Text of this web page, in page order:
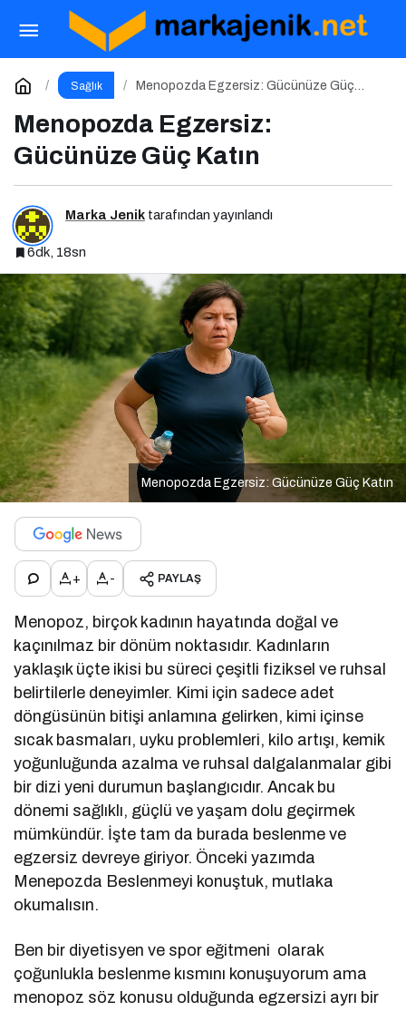
Sağlık
Menopozda Egzersiz: Gücünüze Güç
Menopozda Egzersiz:
Gücünüze Güç Katın
Marka Jenik tarafından yayınlandı
6dk, 18sn
Menopozda Egzersiz: Gücünüze Güç Katın
+ - PAYLAŞ
Menopoz, birçok kadının hayatında doğal ve
kaçınılmaz bir dönüm noktasıdır. Kadınların
yaklaşık üçte ikisi bu süreci çeşitli fiziksel ve ruhsal
belirtilerle deneyimler. Kimi için sadece adet
döngüsünün bitişi anlamına gelirken, kimi içinse
sıcak basmaları, uyku problemleri, kilo artışı, kemik
yoğunluğunda azalma ve ruhsal dalgalanmalar gibi
bir dizi yeni durumun başlangıcıdır. Ancak bu
dönemi sağlıklı, güçlü ve yaşam dolu geçirmek
mümkündür. İşte tam da burada beslenme ve
egzersiz devreye giriyor. Önceki yazımda
Menepozda Beslenmeyi konuştuk, mutlaka
okumalısın.
Ben bir diyetisyen ve spor eğitmeni olarak
çoğunlukla beslenme kısmını konuşuyorum ama
menopoz söz konusu olduğunda egzersizi ayrı bir
Menopozda Beslenme: Hangi Besinler Süreci
Kolaylaştırır?
Yorum Yap